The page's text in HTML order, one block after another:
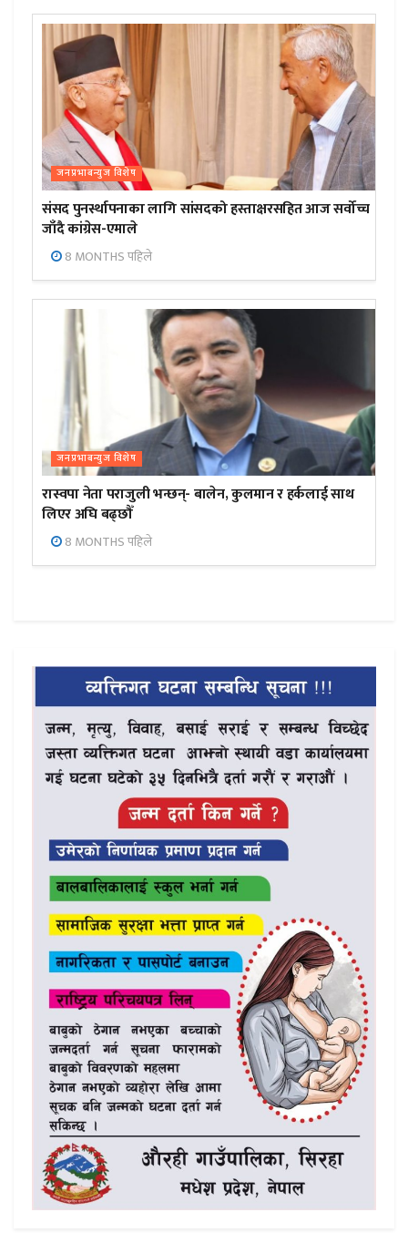
जनप्रभाबन्युज विशेष
संसद पुनर्स्थापनाका लागि सांसदको हस्ताक्षरसहित आज सर्वोच्च
जाँदै कांग्रेस-एमाले
8 MONTHS पहिले
जनप्रभाबन्युज विशेष
रास्वपा नेता पराजुली भन्छन्- बालेन, कुलमान र हर्कलाई साथ
लिएर अघि बढ्छौँ
8 MONTHS पहिले